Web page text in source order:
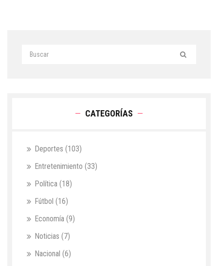
CATEGORÍAS
Deportes (103)
Entretenimiento (33)
Política (18)
Fútbol (16)
Economía (9)
Noticias (7)
Nacional (6)